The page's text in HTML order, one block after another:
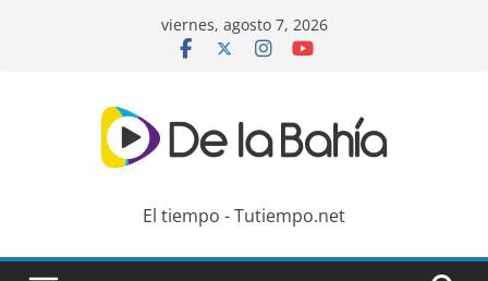
viernes, agosto 7, 2026
El tiempo - Tutiempo.net